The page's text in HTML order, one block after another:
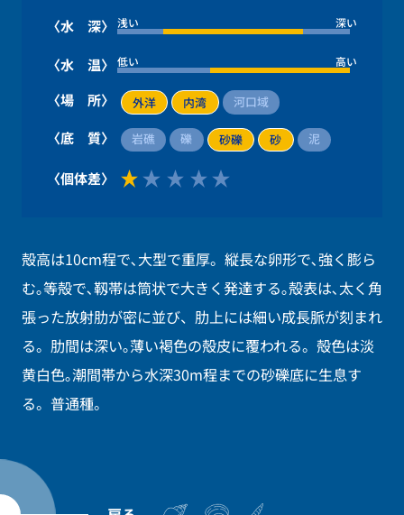
〈水 深〉 浅い 深い
〈水 温〉 低い 高い
〈場 所〉 外洋 内湾 河口域
〈底 質〉 岩礁 礫 砂礫 砂 泥
〈個体差〉
殻高は10cm程で､大型で重厚。縦長な卵形で､強く膨ら
む｡等殻で､靱帯は筒状で大きく発達する｡殻表は､太く角
張った放射肋が密に並び、肋上には細い成長脈が刻まれ
る。肋間は深い｡薄い褐色の殻皮に覆われる。殻色は淡
黄白色｡潮間帯から水深30m程までの砂礫底に生息す
る。普通種。